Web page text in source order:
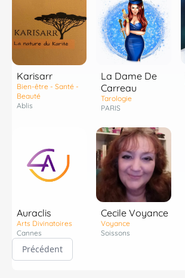
Karisarr
Bien-être - Santé -
Beauté
Ablis
La Dame De
Carreau
Tarologie
PARIS
Auraclis
Arts Divinatoires
Cannes
Cecile Voyance
Voyance
Soissons
Précédent